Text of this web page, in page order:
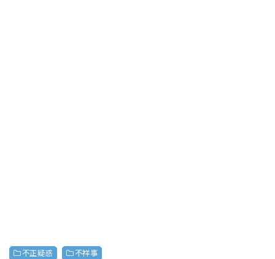
不正疑惑 不祥事